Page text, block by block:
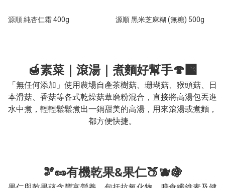
源順 純杏仁霜 400g 源順 黑米芝麻糊 (無糖) 500g
🍯素菜｜滾湯｜煮麵好幫手🍄‍🟫
「無任何添加」使用農場自產茶樹菇、珊瑚菇、猴頭菇、日
本滑菇、香菇等各式乾燥菇蕈磨粉混合，直接將高湯包丟進
水中煮，輕輕鬆鬆煮出一鍋甜美的高湯，用來滾湯或煮麵，
都方便快捷。
🫘🥜有機乾果&果仁🍑🫐🍇